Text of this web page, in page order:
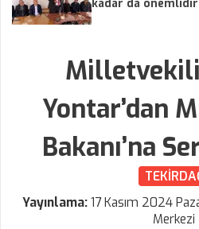
kadar da önemlidir
Yontar’dan
Bakanı’na
Yayınlama:17 Kasım 2024
Merkezi